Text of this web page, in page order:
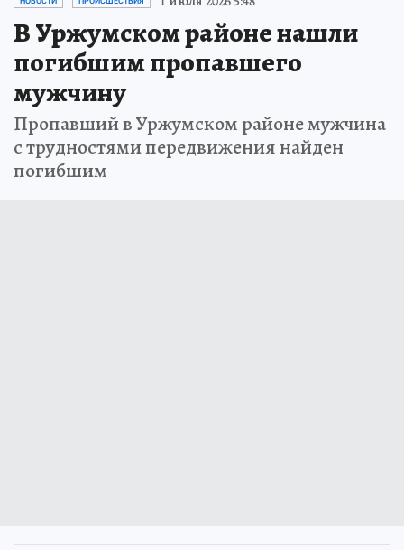
В Уржумском районе нашли
погибшим пропавшего
мужчину
Пропавший в Уржумском районе мужчина
с трудностями передвижения найден
погибшим